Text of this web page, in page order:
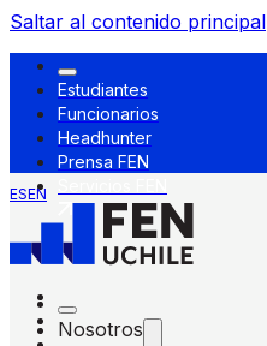
Saltar al contenido principal
Estudiantes
Funcionarios
Headhunter
Prensa FEN
ESEN
Nosotros